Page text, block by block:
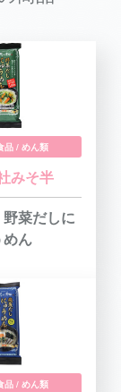
品 / めん類
みそ半
菜だしに
めん
品 / めん類